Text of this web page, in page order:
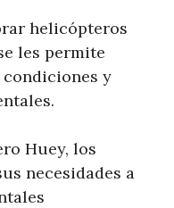
helicópteros
les permite
y
Huey, los
necesidades a